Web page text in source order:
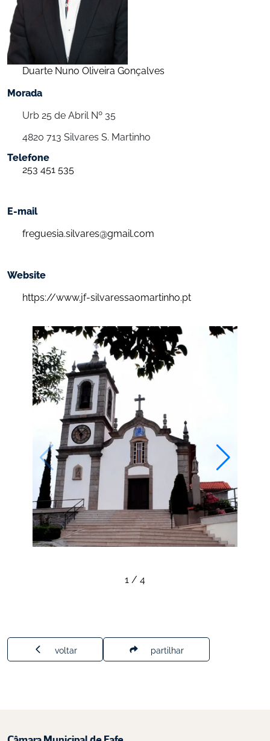
Duarte Nuno Oliveira Gonçalves
Morada
Urb 25 de Abril Nº 35
4820 713 Silvares S. Martinho
Telefone
253 451 535
E-mail
freguesia.silvares@gmail.com
https://www.jf-silvaressaomartinho.pt
1 / 4
voltar partilhar